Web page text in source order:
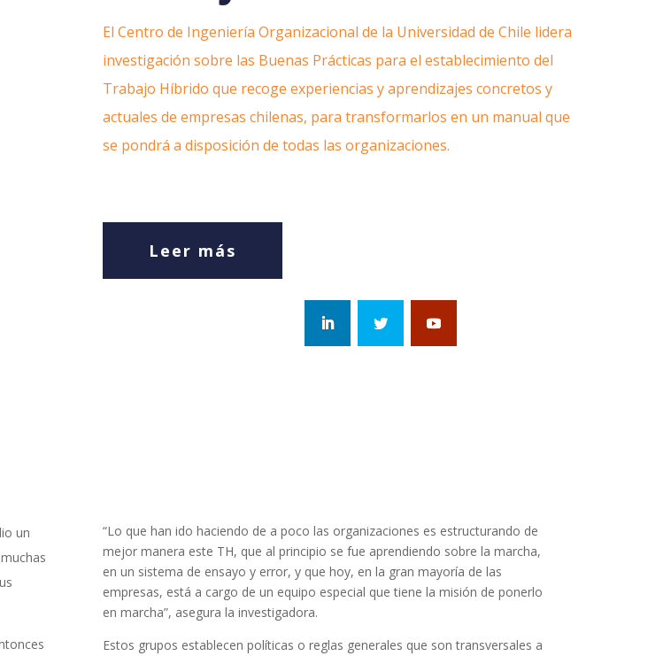
El Centro de Ingeniería Organizacional de la Universidad de Chile lidera
investigación sobre las Buenas Prácticas para el establecimiento del
Trabajo Híbrido que recoge experiencias y aprendizajes concretos y
actuales de empresas chilenas, para transformarlos en un manual que
se pondrá a disposición de todas las organizaciones.
Leer más
un
“Lo que han ido haciendo de a poco las organizaciones es estructurando de
mejor manera este TH, que al principio se fue aprendiendo sobre la marcha,
en un sistema de ensayo y error, y que hoy, en la gran mayoría de las
empresas, está a cargo de un equipo especial que tiene la misión de ponerlo
en marcha”, asegura la investigadora.
Estos grupos establecen políticas o reglas generales que son transversales a